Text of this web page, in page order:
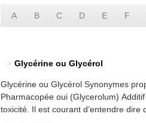
A B C D E F
Glycérine ou Glycérol
Glycérine ou Glycérol Synonymes
Pharmacopée oui (Glycerolum)
toxicité. Il est courant d’entendre